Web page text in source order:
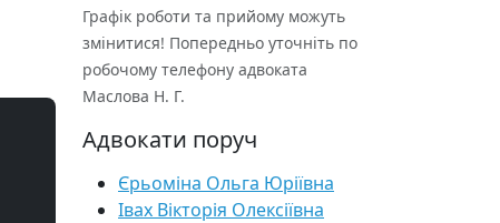
Графік роботи та прийому можуть
змінитися! Попередньо уточніть по
робочому телефону адвоката
Маслова Н. Г.
Адвокати поруч
Єрьоміна Ольга Юріївна
Івах Вікторія Олексіївна